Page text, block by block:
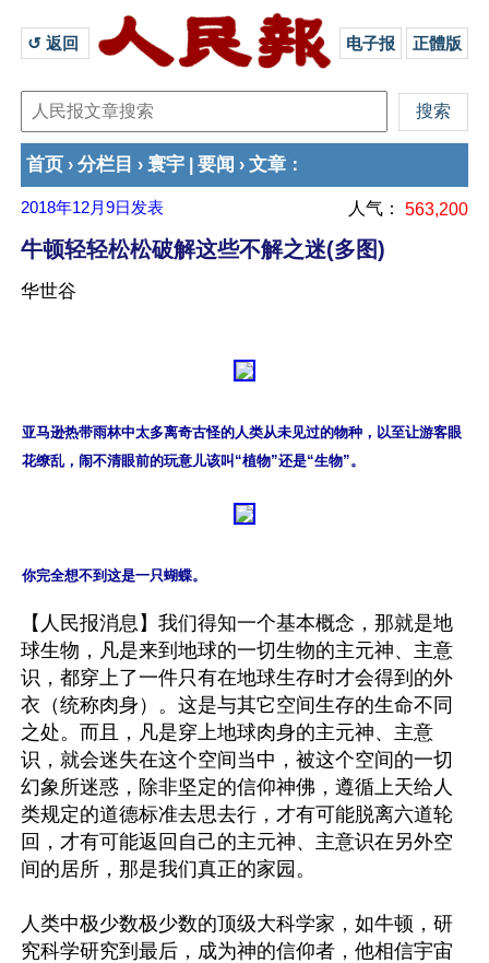
↺ 返回 电子报 正體版
首页 › 分栏目 › 寰宇 要闻 › 文章 ：
2018年12月9日 发表 人气： 563,200
牛顿轻轻松松破解这些不解之迷(多图)
华世谷
亚马逊热带雨林中太多离奇古怪的人类从未见过的物种，以至让游客眼
花缭乱，闹不清眼前的玩意儿该叫“植物”还是“生物”。
你完全想不到这是一只蝴蝶。
【人民报消息】我们得知一个基本概念，那就是地
球生物，凡是来到地球的一切生物的主元神、主意
识，都穿上了一件只有在地球生存时才会得到的外
衣（统称肉身）。这是与其它空间生存的生命不同
之处。而且，凡是穿上地球肉身的主元神、主意
识，就会迷失在这个空间当中，被这个空间的一切
幻象所迷惑，除非坚定的信仰神佛，遵循上天给人
类规定的道德标准去思去行，才有可能脱离六道轮
回，才有可能返回自己的主元神、主意识在另外空
间的居所，那是我们真正的家园。
人类中极少数极少数的顶级大科学家，如牛顿，研
究科学研究到最后，成为神的信仰者，他相信宇宙